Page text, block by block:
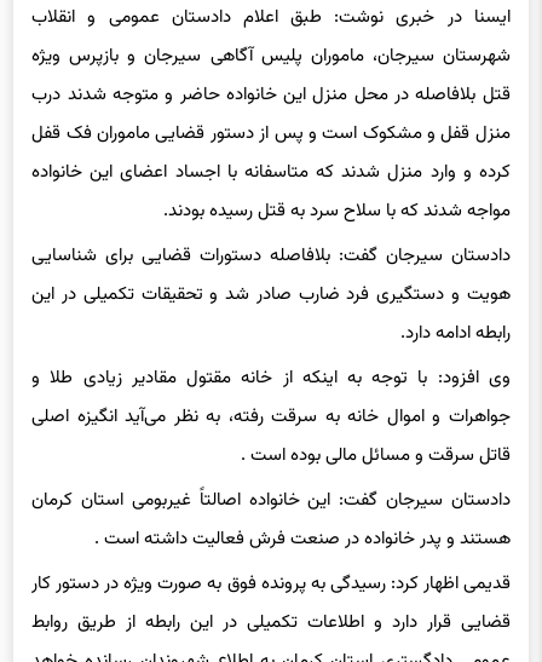
ایسنا در خبری نوشت: طبق اعلام دادستان عمومی و انقلاب
شهرستان سیرجان، ماموران پلیس آگاهی سیرجان و بازپرس ویژه
قتل بلافاصله در محل منزل این خانواده حاضر و متوجه شدند درب
منزل قفل و مشکوک است و پس از دستور قضایی ماموران فک قفل
کرده و وارد منزل شدند که متاسفانه با اجساد اعضای این خانواده
مواجه شدند که با سلاح سرد به قتل رسیده بودند.
دادستان سیرجان گفت: بلافاصله دستورات قضایی برای شناسایی
هویت و دستگیری فرد ضارب صادر شد و تحقیقات تکمیلی در این
رابطه ادامه دارد.
وی افزود: با توجه به اینکه از خانه مقتول مقادیر زیادی طلا و
جواهرات و اموال خانه به سرقت رفته، به نظر می‌آید انگیزه اصلی
قاتل سرقت و مسائل مالی بوده است .
دادستان سیرجان گفت: این خانواده اصالتاً غیربومی استان کرمان
هستند و پدر خانواده در صنعت فرش فعالیت داشته است .
قدیمی اظهار کرد: رسیدگی به پرونده فوق به صورت ویژه در دستور کار
قضایی قرار دارد و اطلاعات تکمیلی در این رابطه از طریق روابط